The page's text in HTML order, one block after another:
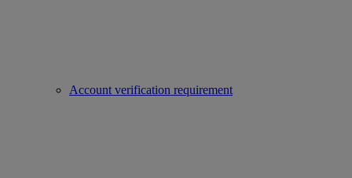
Account verification requirement